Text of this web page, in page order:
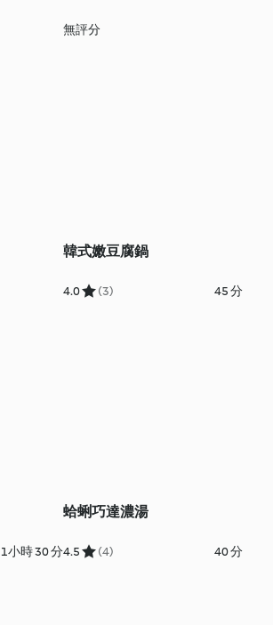
無評分
韓式嫩豆腐鍋
4.0 (3) 45 分
1小時 30 分
蛤蜊巧達濃湯
4.5 (4) 40 分